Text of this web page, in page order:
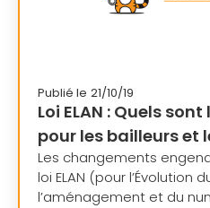
Publié le 21/10/19
Loi ELAN : Quels
pour les bailleurs et
Les changements
loi ELAN (pour l’Évolution
l’aménagement et du